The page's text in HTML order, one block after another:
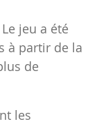
jeu a été
à partir de la
de
les